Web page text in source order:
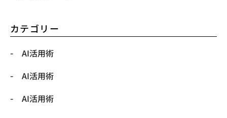
カテゴリー
AI活用術
AI活用術
AI活用術